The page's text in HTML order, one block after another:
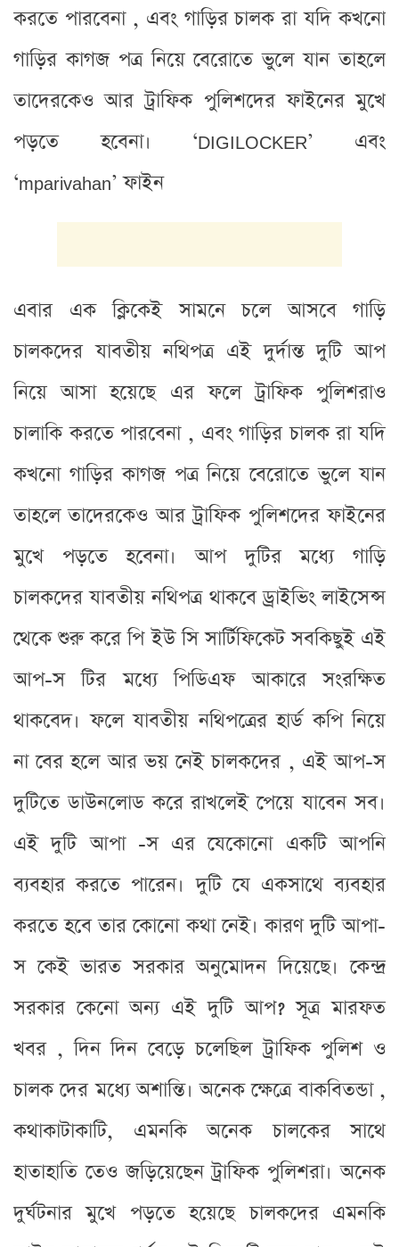
করতে পারবেনা , এবং গাড়ির চালক রা যদি কখনো
গাড়ির কাগজ পত্র নিয়ে বেরোতে ভুলে যান তাহলে
তাদেরকেও আর ট্রাফিক পুলিশদের ফাইনের মুখে
পড়তে হবেনা। ‘DIGILOCKER’ এবং
‘mparivahan’ ফাইন
এবার এক ক্লিকেই সামনে চলে আসবে গাড়ি
চালকদের যাবতীয় নথিপত্র এই দুর্দান্ত দুটি আপ
নিয়ে আসা হয়েছে এর ফলে ট্রাফিক পুলিশরাও
চালাকি করতে পারবেনা , এবং গাড়ির চালক রা যদি
কখনো গাড়ির কাগজ পত্র নিয়ে বেরোতে ভুলে যান
তাহলে তাদেরকেও আর ট্রাফিক পুলিশদের ফাইনের
মুখে পড়তে হবেনা। আপ দুটির মধ্যে গাড়ি
চালকদের যাবতীয় নথিপত্র থাকবে ড্রাইভিং লাইসেন্স
থেকে শুরু করে পি ইউ সি সার্টিফিকেট সবকিছুই এই
আপ-স টির মধ্যে পিডিএফ আকারে সংরক্ষিত
থাকবেদ। ফলে যাবতীয় নথিপত্রের হার্ড কপি নিয়ে
না বের হলে আর ভয় নেই চালকদের , এই আপ-স
দুটিতে ডাউনলোড করে রাখলেই পেয়ে যাবেন সব।
এই দুটি আপা -স এর যেকোনো একটি আপনি
ব্যবহার করতে পারেন। দুটি যে একসাথে ব্যবহার
করতে হবে তার কোনো কথা নেই। কারণ দুটি আপা-
স কেই ভারত সরকার অনুমোদন দিয়েছে। কেন্দ্র
সরকার কেনো অন্য এই দুটি আপ? সূত্র মারফত
খবর , দিন দিন বেড়ে চলেছিল ট্রাফিক পুলিশ ও
চালক দের মধ্যে অশান্তি। অনেক ক্ষেত্রে বাকবিতন্ডা ,
কথাকাটাকাটি, এমনকি অনেক চালকের সাথে
হাতাহাতি তেও জড়িয়েছেন ট্রাফিক পুলিশরা। অনেক
দুর্ঘটনার মুখে পড়তে হয়েছে চালকদের এমনকি